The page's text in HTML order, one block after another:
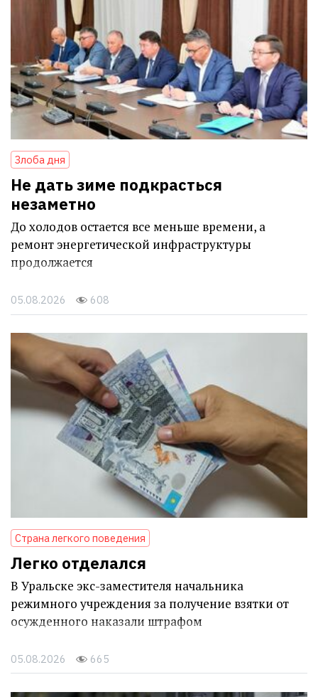
Злоба дня
Не дать зиме подкрасться
незаметно
До холодов остается все меньше времени, а
ремонт энергетической инфраструктуры
продолжается
05.08.2026 608
Страна легкого поведения
Легко отделался
В Уральске экс-заместителя начальника
режимного учреждения за получение взятки от
осужденного наказали штрафом
05.08.2026 665